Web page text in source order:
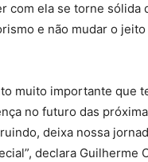
com ela se torne sólida
e não mudar o jeito
muito importante que
no futuro das
deixa nossa
declara Guilherme